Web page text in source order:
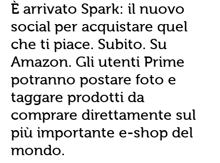
È arrivato Spark: il nuovo
social per acquistare quel
che ti piace. Subito. Su
Amazon. Gli utenti Prime
potranno postare foto e
taggare prodotti da
comprare direttamente sul
più importante e-shop del
mondo.